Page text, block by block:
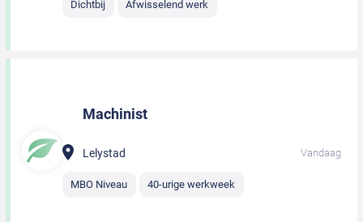
Dichtbij Afwisselend werk
Machinist
Lelystad Vandaag
MBO Niveau 40-urige werkweek